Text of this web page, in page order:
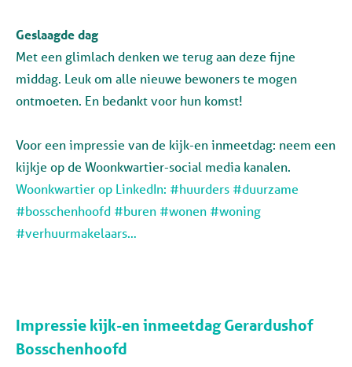
Geslaagde dag
Met een glimlach denken we terug aan deze fijne
middag. Leuk om alle nieuwe bewoners te mogen
ontmoeten. En bedankt voor hun komst!
Voor een impressie van de kijk-en inmeetdag: neem een
kijkje op de Woonkwartier-social media kanalen.
Woonkwartier op LinkedIn: #huurders #duurzame
#bosschenhoofd #buren #wonen #woning
#verhuurmakelaars…
Impressie kijk-en inmeetdag Gerardushof
Bosschenhoofd